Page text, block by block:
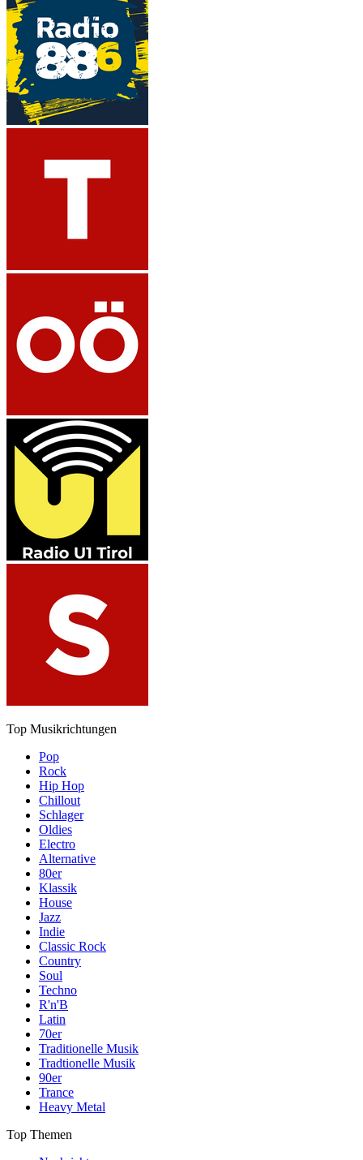
Top Musikrichtungen
Pop
Rock
Hip Hop
Chillout
Schlager
Oldies
Electro
Alternative
80er
Klassik
House
Jazz
Indie
Classic Rock
Country
Soul
Techno
R'n'B
Latin
70er
Traditionelle Musik
Tradtionelle Musik
90er
Trance
Heavy Metal
Top Themen